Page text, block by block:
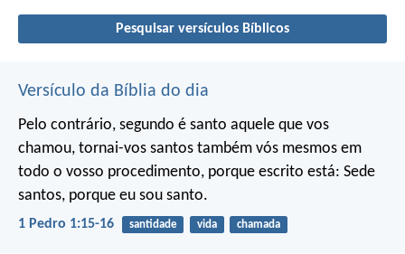
Pesquisar versículos Bíblicos
Versículo da Bíblia do dia
Pelo contrário, segundo é santo aquele que vos
chamou, tornai-vos santos também vós mesmos em
todo o vosso procedimento, porque escrito está: Sede
santos, porque eu sou santo.
1 Pedro 1:15-16 santidade vida chamada